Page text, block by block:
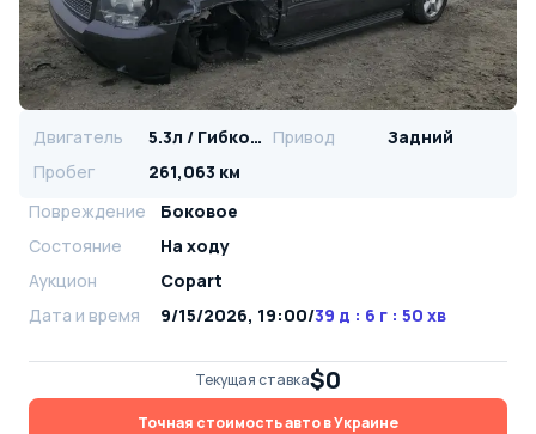
Двигатель 5.3л / Гибкое топливо Привод
Задний
Пробег
261,063 км
Повреждение
Боковое
Состояние
На ходу
Аукцион
Copart
Дата и время
9/15/2026, 19:00/39 д : 6 г : 50 хв
Текущая ставка$0
Точная стоимость авто в Украине